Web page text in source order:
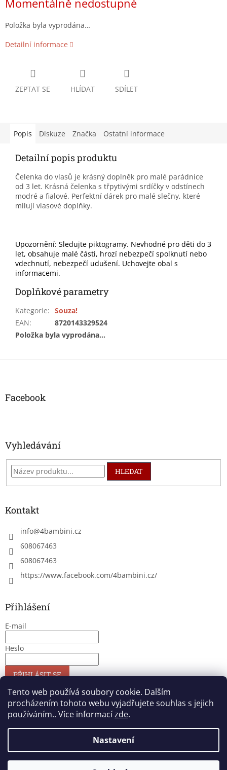
Tento web používá soubory cookie. Dalším
procházením tohoto webu vyjadřujete souhlas s jejich
používáním.. Více informacízde.
Nastavení
cena:
Momentálně nedostupné
Položka byla vyprodána…
Detailní informace
ZEPTAT SE HLÍDAT SDÍLET
Popis Diskuze Značka Ostatní informace
Detailní popis produktu
Čelenka do vlasů je krásný doplněk pro malé parádnice
od 3 let. Krásná čelenka s třpytivými srdíčky v odstínech
modré a fialové. Perfektní dárek pro malé slečny, které
milují vlasové doplňky.
Upozornění: Sledujte piktogramy. Nevhodné pro děti do 3
let, obsahuje malé části, hrozí nebezpečí spolknutí nebo
vdechnutí, nebezpečí udušení. Uchovejte obal s
informacemi.
Doplňkové parametry
Kategorie: Souza!
EAN:
8720143329524
Položka byla vyprodána…
Z
Facebook
Vyhledávání
HLEDAT
Kontakt
info@4bambini.cz
608067463
608067463
https://www.facebook.com/4bambini.cz/
Přihlášení
E-mail
Heslo
PŘIHLÁSIT SE
Nová registraceZapomenuté heslo